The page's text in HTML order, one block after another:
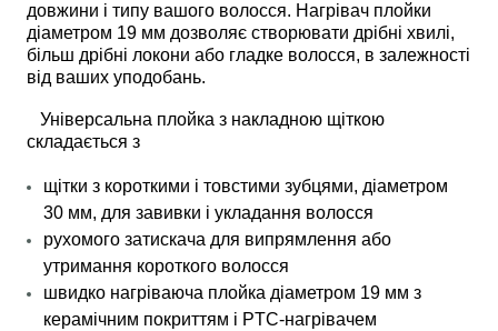
довжини і типу вашого волосся. Нагрівач плойки
діаметром 19 мм дозволяє створювати дрібні хвилі,
більш дрібні локони або гладке волосся, в залежності
від ваших уподобань.
Універсальна плойка з накладною щіткою
складається з
щітки з короткими і товстими зубцями, діаметром
30 мм, для завивки і укладання волосся
рухомого затискача для випрямлення або
утримання короткого волосся
швидко нагріваюча плойка діаметром 19 мм з
керамічним покриттям і PTC-нагрівачем